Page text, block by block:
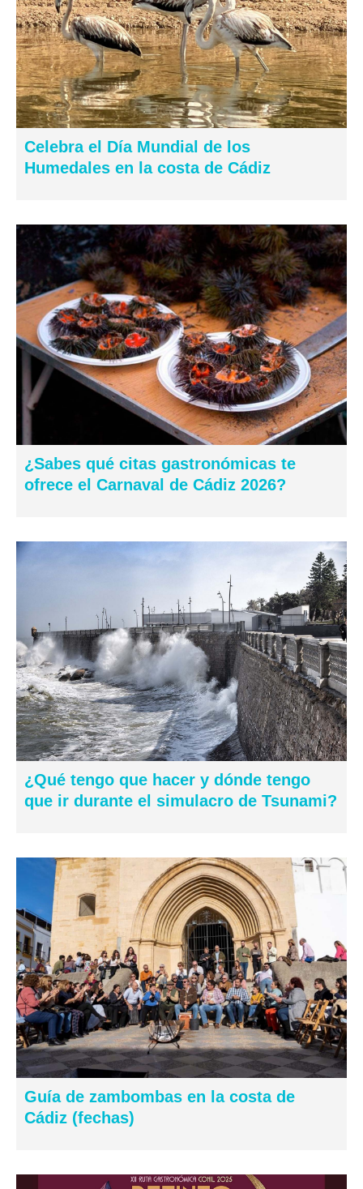
Celebra el Día Mundial de los
Humedales en la costa de Cádiz
¿Sabes qué citas gastronómicas te
ofrece el Carnaval de Cádiz 2026?
¿Qué tengo que hacer y dónde tengo
que ir durante el simulacro de Tsunami?
Guía de zambombas en la costa de
Cádiz (fechas)